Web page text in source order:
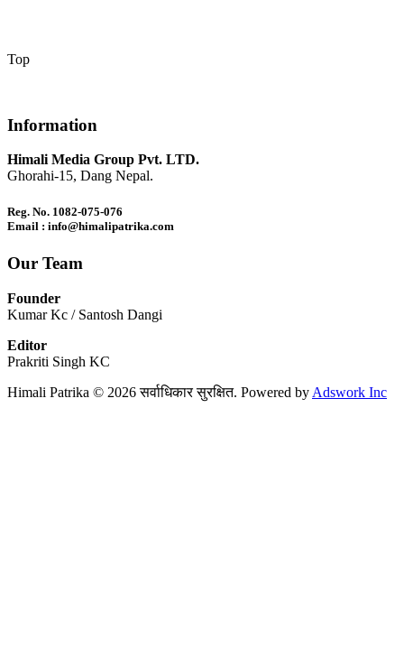
Top
Information
Himali Media Group Pvt. LTD.
Ghorahi-15, Dang Nepal.
Reg. No. 1082-075-076
Email : info@himalipatrika.com
Our Team
Founder
Kumar Kc / Santosh Dangi
Editor
Prakriti Singh KC
Himali Patrika © 2026 सर्वाधिकार सुरक्षित. Powered by Adswork Inc